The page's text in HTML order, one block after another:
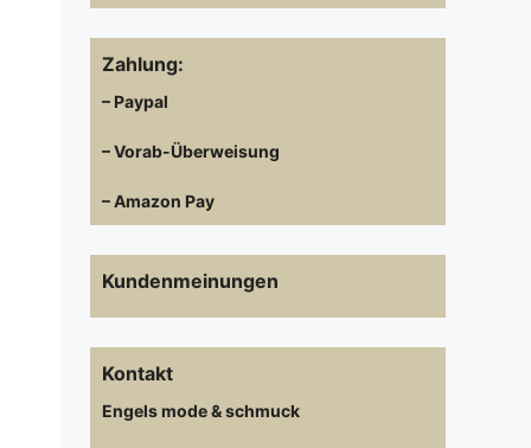
Zahlung:
– Paypal
– Vorab-Überweisung
– Amazon Pay
Kundenmeinungen
Kontakt
Engels mode & schmuck